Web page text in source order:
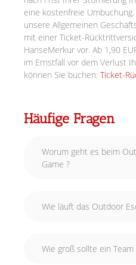
eine kostenfreie
unsere Allgemeinen
mit einer Ticket-
HanseMerkur vor. Ab 1,90
im Ernstfall vor dem Verlust
können Sie buchen: Ticket-
Häufige Fragen
Worum geht es beim
Game ?
Wie läuft das Outdoor
Wie groß sollte ein Team